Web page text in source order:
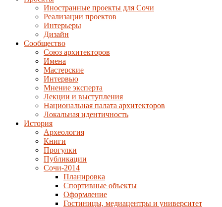
Иностранные проекты для Сочи
Реализации проектов
Интерьеры
Дизайн
Сообщество
Союз архитекторов
Имена
Мастерские
Интервью
Мнение эксперта
Лекции и выступления
Национальная палата архитекторов
Локальная идентичность
История
Археология
Книги
Прогулки
Публикации
Сочи-2014
Планировка
Спортивные объекты
Оформление
Гостиницы, медиацентры и университет